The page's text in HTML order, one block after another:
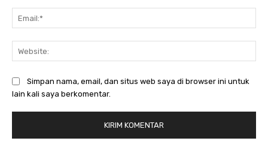
Simpan nama, email, dan situs web saya di browser ini untuk
lain kali saya berkomentar.